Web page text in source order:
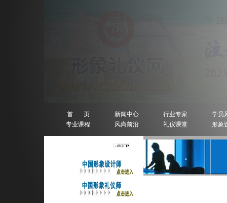
首 页 新闻中心 行业专家
学员
专业课程
风尚前沿 礼仪课堂 形象